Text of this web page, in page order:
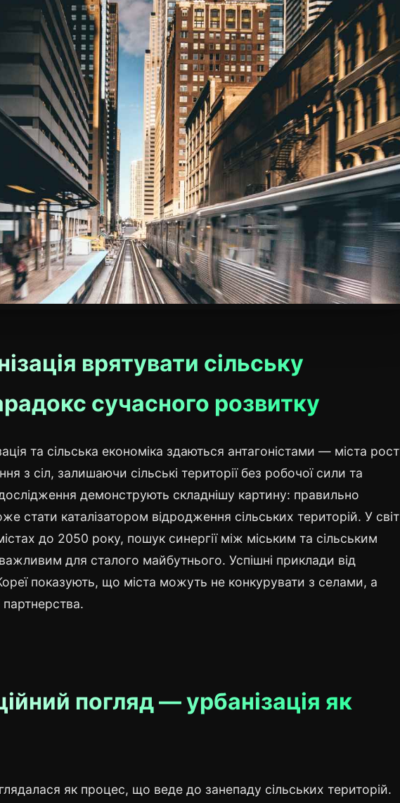
врятувати сільську
сучасного розвитку
та сільська економіка здаються антагоністами — міста
з сіл, залишаючи сільські території без робочої сили та
демонструють складнішу картину: правильно
стати каталізатором відродження сільських територій. У
до 2050 року, пошук синергії між міським та сільським
для сталого майбутнього. Успішні приклади від
показують, що міста можуть не конкурувати з селами, а
погляд — урбанізація як
як процес, що веде до занепаду сільських територій.